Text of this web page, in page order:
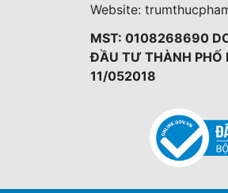
Website:
MST: 0108268690
ĐẦU TƯ THÀNH PHỐ
11/052018